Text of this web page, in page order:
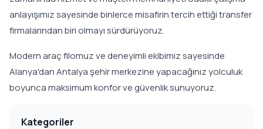
anlayışımız sayesinde binlerce misafirin tercih ettiği transfer
firmalarından biri olmayı sürdürüyoruz.
Modern araç filomuz ve deneyimli ekibimiz sayesinde
Alanya'dan Antalya şehir merkezine yapacağınız yolculuk
boyunca maksimum konfor ve güvenlik sunuyoruz.
Kategoriler